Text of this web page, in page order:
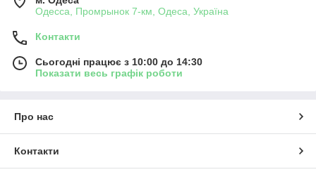
Одесса, Промрынок 7-км, Одеса, Україна
Контакти
Сьогодні працює з 10:00 до 14:30
Показати весь графік роботи
Про нас
Контакти